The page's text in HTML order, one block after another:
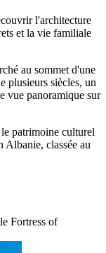
l'architecture
et la vie familiale
au sommet d'une
plusieurs siècles, un
vue panoramique sur
patrimoine culturel
Albanie, classée au
Fortress of